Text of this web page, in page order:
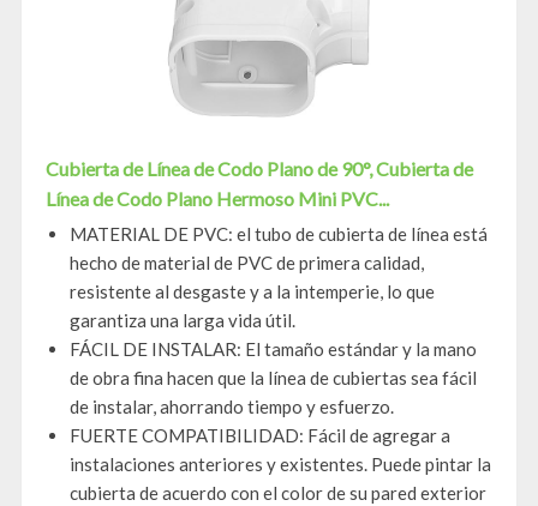
Cubierta de Línea de Codo Plano de 90°, Cubierta de
Línea de Codo Plano Hermoso Mini PVC...
MATERIAL DE PVC: el tubo de cubierta de línea está
hecho de material de PVC de primera calidad,
resistente al desgaste y a la intemperie, lo que
garantiza una larga vida útil.
FÁCIL DE INSTALAR: El tamaño estándar y la mano
de obra fina hacen que la línea de cubiertas sea fácil
de instalar, ahorrando tiempo y esfuerzo.
FUERTE COMPATIBILIDAD: Fácil de agregar a
instalaciones anteriores y existentes. Puede pintar la
cubierta de acuerdo con el color de su pared exterior